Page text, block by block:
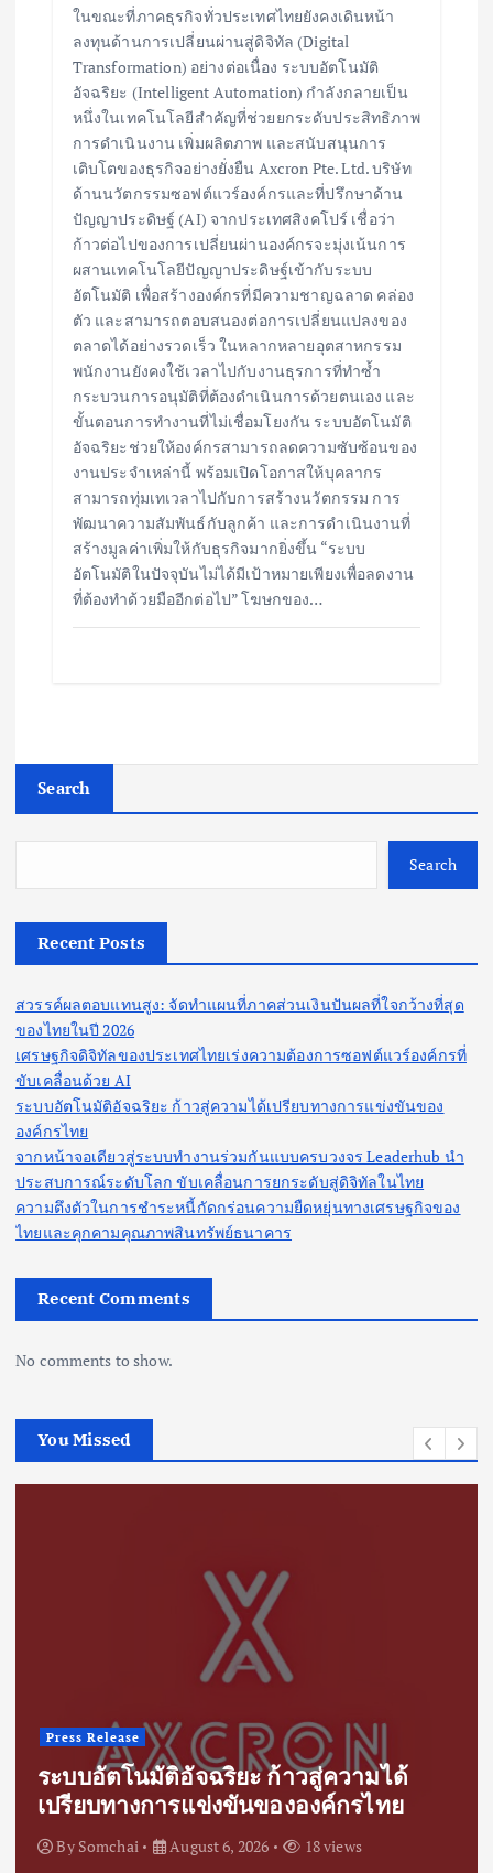
ในขณะที่ภาคธุรกิจทั่วประเทศไทยยังคงเดินหน้า
ลงทุนด้านการเปลี่ยนผ่านสู่ดิจิทัล (Digital
Transformation) อย่างต่อเนื่อง ระบบอัตโนมัติ
อัจฉริยะ (Intelligent Automation) กำลังกลายเป็น
หนึ่งในเทคโนโลยีสำคัญที่ช่วยยกระดับประสิทธิภาพ
การดำเนินงาน เพิ่มผลิตภาพ และสนับสนุนการ
เติบโตของธุรกิจอย่างยั่งยืน Axcron Pte. Ltd. บริษัท
ด้านนวัตกรรมซอฟต์แวร์องค์กรและที่ปรึกษาด้าน
ปัญญาประดิษฐ์ (AI) จากประเทศสิงคโปร์ เชื่อว่า
ก้าวต่อไปของการเปลี่ยนผ่านองค์กรจะมุ่งเน้นการ
ผสานเทคโนโลยีปัญญาประดิษฐ์เข้ากับระบบ
อัตโนมัติ เพื่อสร้างองค์กรที่มีความชาญฉลาด คล่อง
ตัว และสามารถตอบสนองต่อการเปลี่ยนแปลงของ
ตลาดได้อย่างรวดเร็ว ในหลากหลายอุตสาหกรรม
พนักงานยังคงใช้เวลาไปกับงานธุรการที่ทำซ้ำ
กระบวนการอนุมัติที่ต้องดำเนินการด้วยตนเอง และ
ขั้นตอนการทำงานที่ไม่เชื่อมโยงกัน ระบบอัตโนมัติ
อัจฉริยะช่วยให้องค์กรสามารถลดความซับซ้อนของ
งานประจำเหล่านี้ พร้อมเปิดโอกาสให้บุคลากร
สามารถทุ่มเทเวลาไปกับการสร้างนวัตกรรม การ
พัฒนาความสัมพันธ์กับลูกค้า และการดำเนินงานที่
สร้างมูลค่าเพิ่มให้กับธุรกิจมากยิ่งขึ้น “ระบบ
อัตโนมัติในปัจจุบันไม่ได้มีเป้าหมายเพียงเพื่อลดงาน
ที่ต้องทำด้วยมืออีกต่อไป” โฆษกของ…
Search
Search
Recent Posts
สวรรค์ผลตอบแทนสูง: จัดทำแผนที่ภาคส่วนเงินปันผลที่ใจกว้างที่สุด
ของไทยในปี 2026
เศรษฐกิจดิจิทัลของประเทศไทยเร่งความต้องการซอฟต์แวร์องค์กรที่
ขับเคลื่อนด้วย AI
ระบบอัตโนมัติอัจฉริยะ ก้าวสู่ความได้เปรียบทางการแข่งขันของ
องค์กรไทย
จากหน้าจอเดียวสู่ระบบทำงานร่วมกันแบบครบวงจร Leaderhub นำ
ประสบการณ์ระดับโลก ขับเคลื่อนการยกระดับสู่ดิจิทัลในไทย
ความตึงตัวในการชำระหนี้กัดกร่อนความยืดหยุ่นทางเศรษฐกิจของ
ไทยและคุกคามคุณภาพสินทรัพย์ธนาคาร
Recent Comments
No comments to show.
You Missed
Press Release
ระบบอัตโนมัติอัจฉริยะ ก้าวสู่ความได้
เปรียบทางการแข่งขันขององค์กรไทย
By Somchai August 6, 2026 18 views